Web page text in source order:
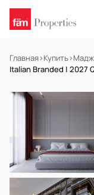
Главная›Купить›
Italian Branded | 2027
НА ПРОДАЖУ